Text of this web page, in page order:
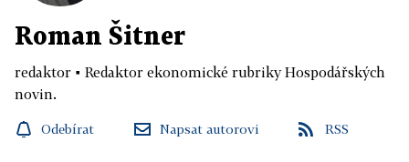
Roman Šitner
redaktor ▪ Redaktor ekonomické rubriky Hospodářských
novin.
Odebírat Napsat autorovi RSS